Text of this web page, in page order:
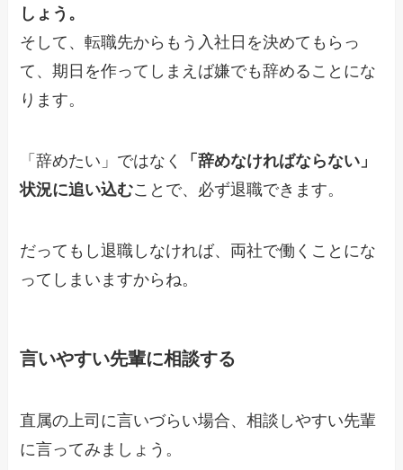
しょう。
そして、転職先からもう入社日を決めてもらっ
て、期日を作ってしまえば嫌でも辞めることにな
ります。
「辞めたい」ではなく
「辞めなければならない」
状況に追い込むことで、必ず退職できます。
だってもし退職しなければ、両社で働くことにな
ってしまいますからね。
言いやすい先輩に相談する
直属の上司に言いづらい場合、相談しやすい先輩
に言ってみましょう。